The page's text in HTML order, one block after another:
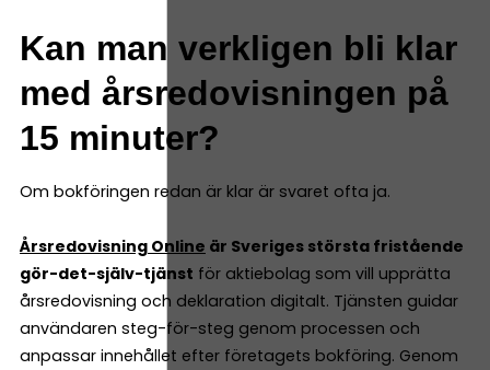
Kan man verkligen bli klar
med årsredovisningen på
15 minuter?
Om bokföringen redan är klar är svaret ofta ja.
Årsredovisning Online är Sveriges största fristående
gör-det-själv-tjänst för aktiebolag som vill upprätta
årsredovisning och deklaration digitalt. Tjänsten guidar
användaren steg-för-steg genom processen och
anpassar innehållet efter företagets bokföring. Genom